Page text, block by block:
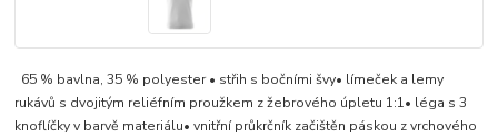
65 % bavlna, 35 % polyester • střih s bočními švy• límeček a lemy
rukávů s dvojitým reliéfním proužkem z žebrového úpletu 1:1• léga s 3
knoflíčky v barvě materiálu• vnitřní průkrčník začištěn páskou z vrchového